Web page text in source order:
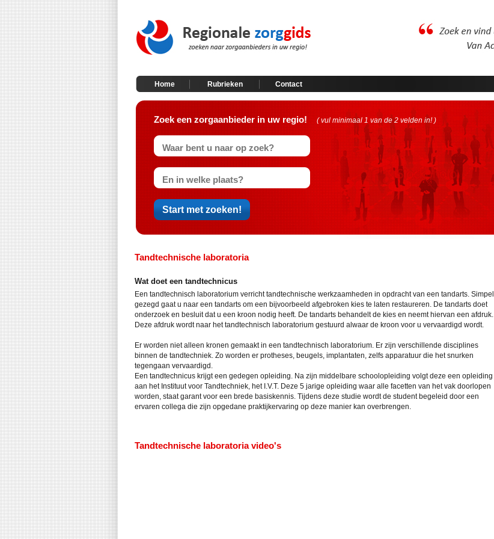
Home Rubrieken Contact
Zoek een zorgaanbieder in uw regio! ( vul minimaal 1 van de 2 velden in! )
Tandtechnische laboratoria
Wat doet een tandtechnicus
Een tandtechnisch laboratorium verricht tandtechnische werkzaamheden in opdracht van een tandarts. Simpel
gezegd gaat u naar een tandarts om een bijvoorbeeld afgebroken kies te laten restaureren. De tandarts doet
onderzoek en besluit dat u een kroon nodig heeft. De tandarts behandelt de kies en neemt hiervan een afdruk.
Deze afdruk wordt naar het tandtechnisch laboratorium gestuurd alwaar de kroon voor u vervaardigd wordt.
Er worden niet alleen kronen gemaakt in een tandtechnisch laboratorium. Er zijn verschillende disciplines
binnen de tandtechniek. Zo worden er protheses, beugels, implantaten, zelfs apparatuur die het snurken
tegengaan vervaardigd.
Een tandtechnicus krijgt een gedegen opleiding. Na zijn middelbare schoolopleiding volgt deze een opleiding
aan het Instituut voor Tandtechniek, het I.V.T. Deze 5 jarige opleiding waar alle facetten van het vak doorlopen
worden, staat garant voor een brede basiskennis. Tijdens deze studie wordt de student begeleid door een
ervaren collega die zijn opgedane praktijkervaring op deze manier kan overbrengen.
Tandtechnische laboratoria video's